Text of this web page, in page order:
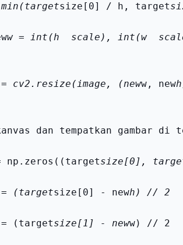
size[0] / h, target
w = int(h scale), int(w
cv2.resize(image, (new
w, new
dan tempatkan gambar di
np.zeros((target
size[0],
(targetsize[0] - newh) // 2
(targetsize[1] - neww) // 2